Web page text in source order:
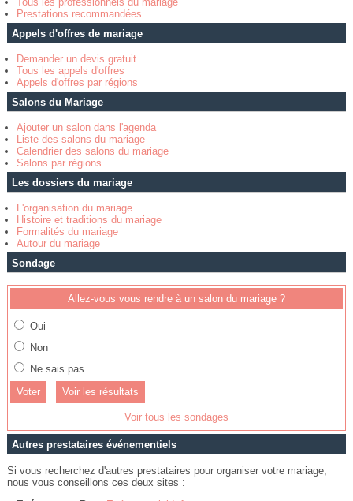
Prestations recommandées
Appels d'offres de mariage
Demander un devis gratuit
Tous les appels d'offres
Appels d'offres par régions
Salons du Mariage
Ajouter un salon dans l'agenda
Liste des salons du mariage
Calendrier des salons du mariage
Salons par régions
Les dossiers du mariage
L'organisation du mariage
Histoire et traditions du mariage
Formalités du mariage
Autour du mariage
Sondage
Allez-vous vous rendre à un salon du mariage ?
Oui
Non
Ne sais pas
Voir les résultats
Voir tous les sondages
Autres prestataires événementiels
Si vous recherchez d'autres prestataires pour organiser votre mariage,
nous vous conseillons ces deux sites :